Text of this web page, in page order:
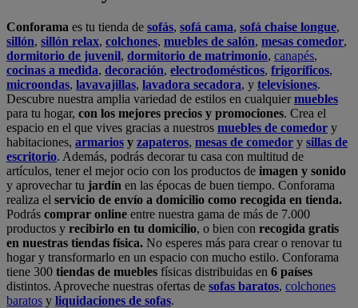
Conforama es tu tienda de sofás, sofá cama, sofá chaise longue,
sillón, sillón relax, colchones, muebles de salón, mesas comedor,
dormitorio de juvenil, dormitorio de matrimonio, canapés,
cocinas a medida, decoración, electrodomésticos, frigoríficos,
microondas, lavavajillas, lavadora secadora, y televisiones.
Descubre nuestra amplia variedad de estilos en cualquiermuebles
para tu hogar, con los mejores precios y promociones. Crea el
espacio en el que vives gracias a nuestros muebles de comedor y
habitaciones, armarios y zapateros, mesas de comedor y sillas de
escritorio. Además, podrás decorar tu casa con multitud de
artículos, tener el mejor ocio con los productos de imagen y sonido
y aprovechar tu jardín en las épocas de buen tiempo. Conforama
realiza el servicio de envío a domicilio como recogida en tienda.
Podrás comprar online entre nuestra gama de más de 7.000
productos y recibirlo en tu domicilio, o bien con recogida gratis
en nuestras tiendas física. No esperes más para crear o renovar tu
hogar y transformarlo en un espacio con mucho estilo. Conforama
tiene 300 tiendas de muebles físicas distribuidas en 6 países
distintos. Aproveche nuestras ofertas de sofas baratos, colchones
baratos y liquidaciones de sofas.